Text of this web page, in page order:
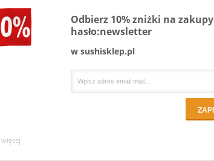
Odbierz 10% zniżki na zakupy
hasło:newsletter
w sushisklep.pl